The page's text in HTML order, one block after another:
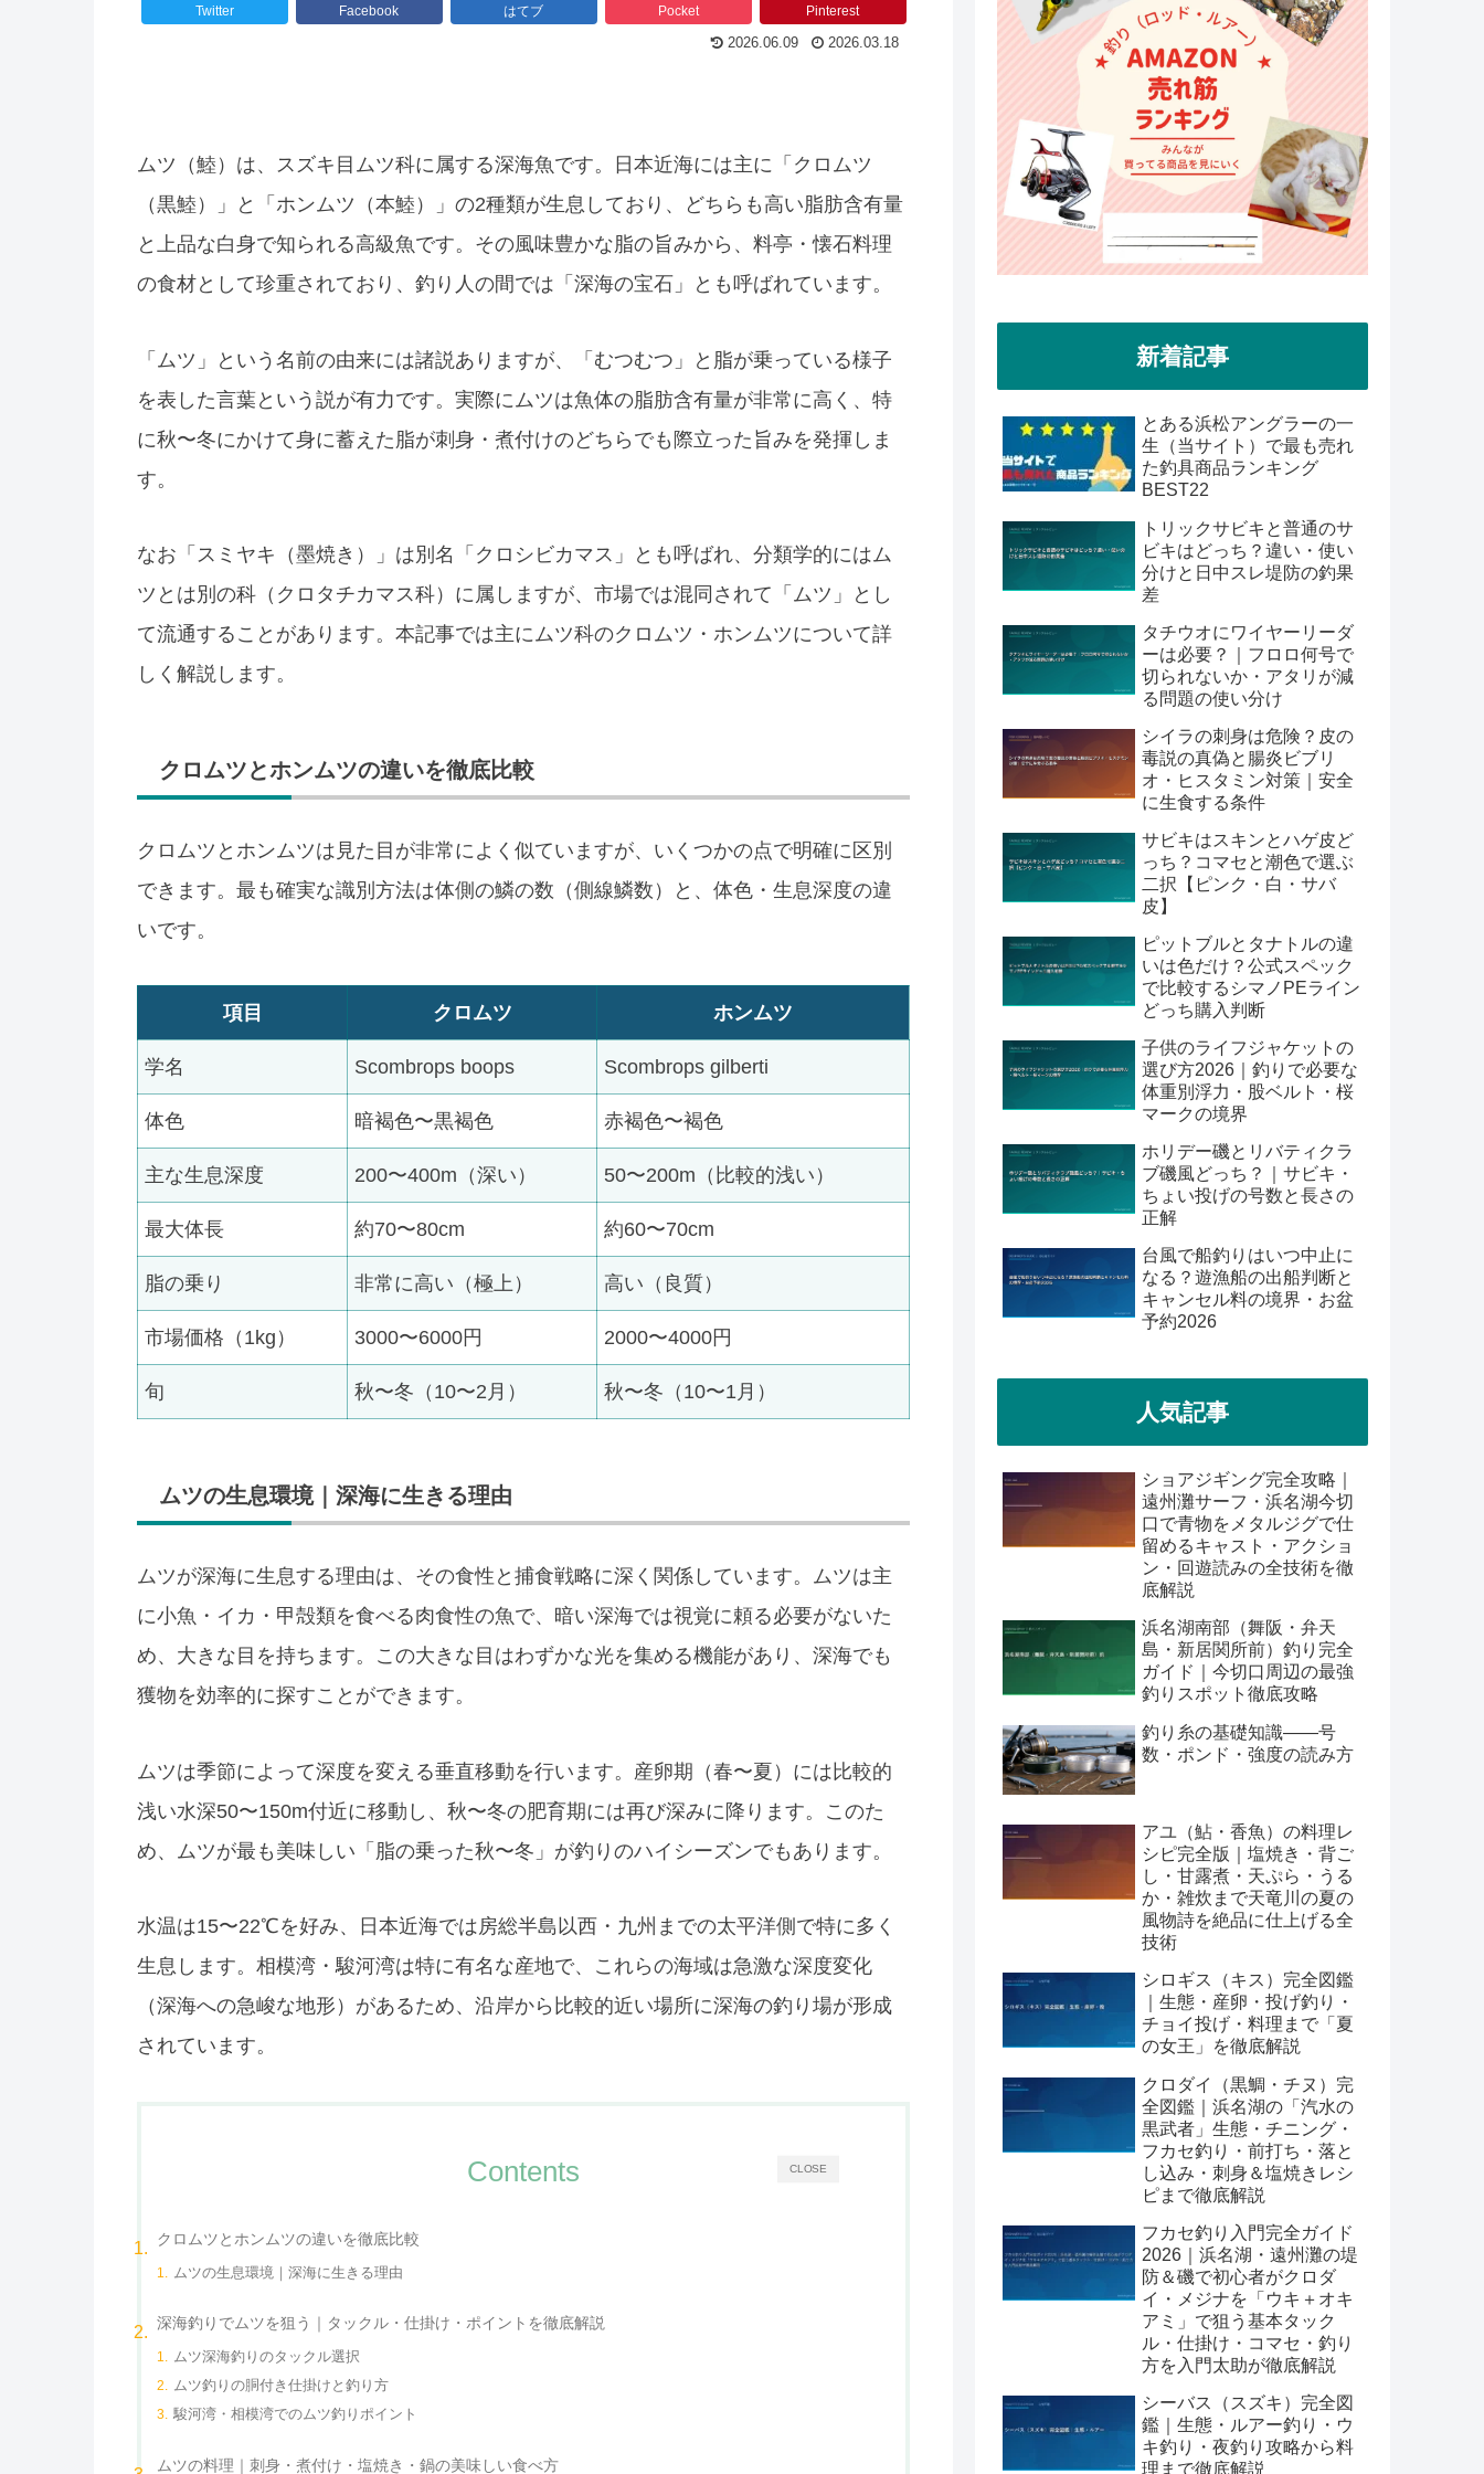
Twitter Facebook はてブ Pocket Pinterest
2026.06.09 2026.03.18
ムツ（鯥）は、スズキ目ムツ科に属する深海魚です。日本近海には主に「クロムツ
（黒鯥）」と「ホンムツ（本鯥）」の2種類が生息しており、どちらも高い脂肪含有量
と上品な白身で知られる高級魚です。その風味豊かな脂の旨みから、料亭・懐石料理
の食材として珍重されており、釣り人の間では「深海の宝石」とも呼ばれています。
「ムツ」という名前の由来には諸説ありますが、「むつむつ」と脂が乗っている様子
を表した言葉という説が有力です。実際にムツは魚体の脂肪含有量が非常に高く、特
に秋〜冬にかけて身に蓄えた脂が刺身・煮付けのどちらでも際立った旨みを発揮しま
す。
なお「スミヤキ（墨焼き）」は別名「クロシビカマス」とも呼ばれ、分類学的にはム
ツとは別の科（クロタチカマス科）に属しますが、市場では混同されて「ムツ」とし
て流通することがあります。本記事では主にムツ科のクロムツ・ホンムツについて詳
しく解説します。
クロムツとホンムツの違いを徹底比較
クロムツとホンムツは見た目が非常によく似ていますが、いくつかの点で明確に区別
できます。最も確実な識別方法は体側の鱗の数（側線鱗数）と、体色・生息深度の違
いです。
項目 クロムツ ホンムツ
学名 Scombrops boops Scombrops gilberti
体色 暗褐色〜黒褐色 赤褐色〜褐色
主な生息深度 200〜400m（深い） 50〜200m（比較的浅い）
最大体長 約70〜80cm 約60〜70cm
脂の乗り 非常に高い（極上） 高い（良質）
市場価格（1kg） 3000〜6000円 2000〜4000円
旬 秋〜冬（10〜2月） 秋〜冬（10〜1月）
ムツの生息環境｜深海に生きる理由
ムツが深海に生息する理由は、その食性と捕食戦略に深く関係しています。ムツは主
に小魚・イカ・甲殻類を食べる肉食性の魚で、暗い深海では視覚に頼る必要がないた
め、大きな目を持ちます。この大きな目はわずかな光を集める機能があり、深海でも
獲物を効率的に探すことができます。
ムツは季節によって深度を変える垂直移動を行います。産卵期（春〜夏）には比較的
浅い水深50〜150m付近に移動し、秋〜冬の肥育期には再び深みに降ります。このた
め、ムツが最も美味しい「脂の乗った秋〜冬」が釣りのハイシーズンでもあります。
水温は15〜22℃を好み、日本近海では房総半島以西・九州までの太平洋側で特に多く
生息します。相模湾・駿河湾は特に有名な産地で、これらの海域は急激な深度変化
（深海への急峻な地形）があるため、沿岸から比較的近い場所に深海の釣り場が形成
されています。
CLOSE
Contents
クロムツとホンムツの違いを徹底比較
ムツの生息環境｜深海に生きる理由
深海釣りでムツを狙う｜タックル・仕掛け・ポイントを徹底解説
ムツ深海釣りのタックル選択
ムツ釣りの胴付き仕掛けと釣り方
駿河湾・相模湾でのムツ釣りポイント
ムツの料理｜刺身・煮付け・塩焼き・鍋の美味しい食べ方
新着記事
とある浜松アングラーの一
生（当サイト）で最も売れ
た釣具商品ランキング
BEST22
トリックサビキと普通のサ
ビキはどっち？違い・使い
分けと日中スレ堤防の釣果
差
タチウオにワイヤーリーダ
ーは必要？｜フロロ何号で
切られないか・アタリが減
る問題の使い分け
シイラの刺身は危険？皮の
毒説の真偽と腸炎ビブリ
オ・ヒスタミン対策｜安全
に生食する条件
サビキはスキンとハゲ皮ど
っち？コマセと潮色で選ぶ
二択【ピンク・白・サバ
皮】
ピットブルとタナトルの違
いは色だけ？公式スペック
で比較するシマノPEライン
どっち購入判断
子供のライフジャケットの
選び方2026｜釣りで必要な
体重別浮力・股ベルト・桜
マークの境界
ホリデー磯とリバティクラ
ブ磯風どっち？｜サビキ・
ちょい投げの号数と長さの
正解
台風で船釣りはいつ中止に
なる？遊漁船の出船判断と
キャンセル料の境界・お盆
予約2026
人気記事
ショアジギング完全攻略｜
遠州灘サーフ・浜名湖今切
口で青物をメタルジグで仕
留めるキャスト・アクショ
ン・回遊読みの全技術を徹
底解説
浜名湖南部（舞阪・弁天
島・新居関所前）釣り完全
ガイド｜今切口周辺の最強
釣りスポット徹底攻略
釣り糸の基礎知識——号
数・ポンド・強度の読み方
アユ（鮎・香魚）の料理レ
シピ完全版｜塩焼き・背ご
し・甘露煮・天ぷら・うる
か・雑炊まで天竜川の夏の
風物詩を絶品に仕上げる全
技術
シロギス（キス）完全図鑑
｜生態・産卵・投げ釣り・
チョイ投げ・料理まで「夏
の女王」を徹底解説
クロダイ（黒鯛・チヌ）完
全図鑑｜浜名湖の「汽水の
黒武者」生態・チニング・
フカセ釣り・前打ち・落と
し込み・刺身＆塩焼きレシ
ピまで徹底解説
フカセ釣り入門完全ガイド
2026｜浜名湖・遠州灘の堤
防＆磯で初心者がクロダ
イ・メジナを「ウキ＋オキ
アミ」で狙う基本タック
ル・仕掛け・コマセ・釣り
方を入門太助が徹底解説
シーバス（スズキ）完全図
鑑｜生態・ルアー釣り・ウ
キ釣り・夜釣り攻略から料
理まで徹底解説